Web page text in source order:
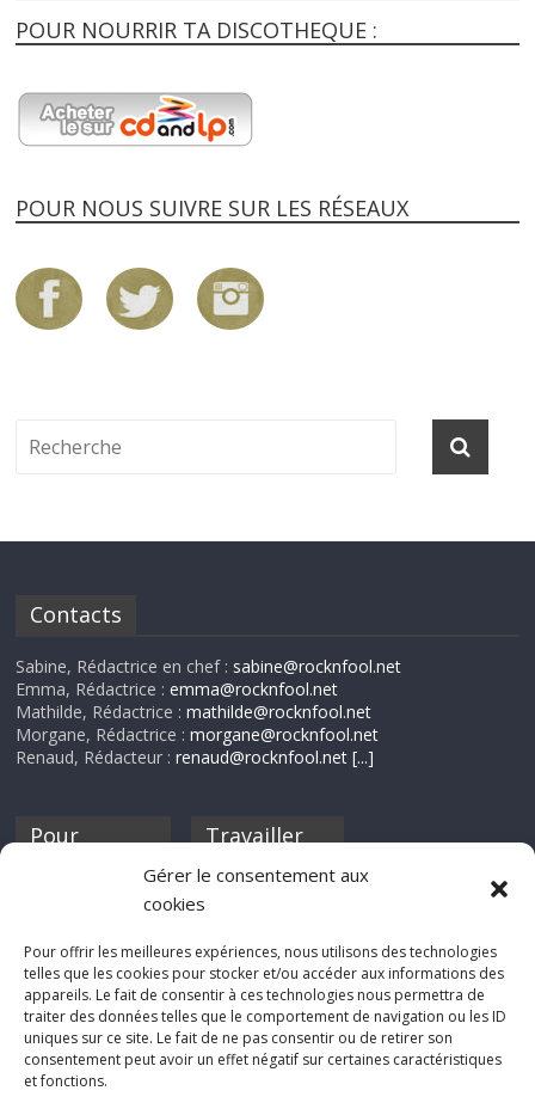
Gérer le consentement aux
cookies
Pour offrir les meilleures expériences, nous utilisons des technologies
telles que les cookies pour stocker et/ou accéder aux informations des
appareils. Le fait de consentir à ces technologies nous permettra de
traiter des données telles que le comportement de navigation ou les ID
uniques sur ce site. Le fait de ne pas consentir ou de retirer son
consentement peut avoir un effet négatif sur certaines caractéristiques
et fonctions.
POUR NOURRIR TA DISCOTHEQUE :
POUR NOUS SUIVRE SUR LES RÉSEAUX
Contacts
Sabine, Rédactrice en chef : sabine@rocknfool.net
Emma, Rédactrice :emma@rocknfool.net
Mathilde, Rédactrice :mathilde@rocknfool.net
Morgane, Rédactrice :morgane@rocknfool.net
Renaud, Rédacteur :renaud@rocknfool.net [...]
Pour
discothèque
Travailler
Si tu souhaites
Rocknfool, n'hésite
pas à nous envoyer
tes chroniques de
concerts, de films,
séries ou des billets
d'humeur :